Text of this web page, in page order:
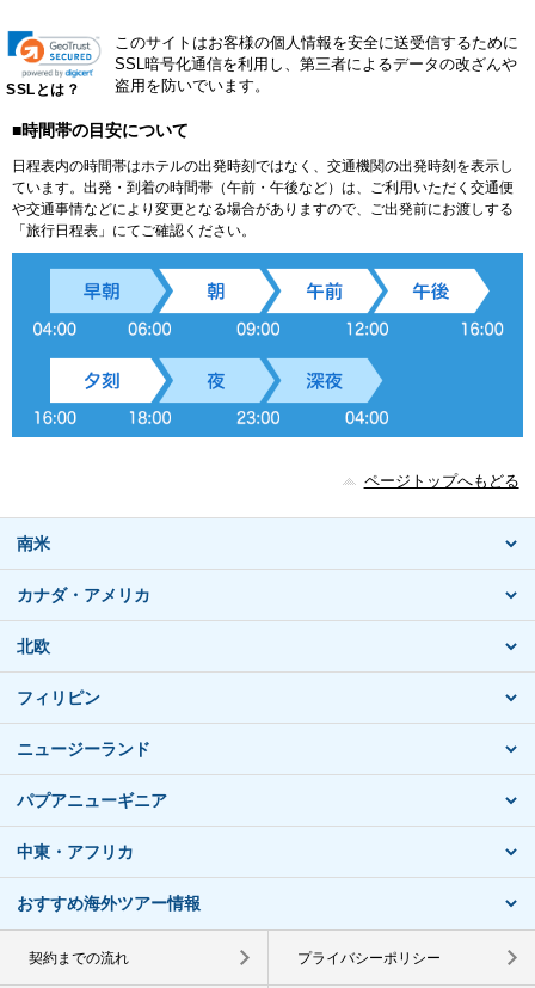
SSLとは？
このサイトはお客様の個人情報を安全に送受信するために
SSL暗号化通信を利用し、第三者によるデータの改ざんや
盗用を防いでいます。
■時間帯の目安について
日程表内の時間帯はホテルの出発時刻ではなく、交通機関の出発時刻を表示し
ています。出発・到着の時間帯（午前・午後など）は、ご利用いただく交通便
や交通事情などにより変更となる場合がありますので、ご出発前にお渡しする
「旅行日程表」にてご確認ください。
ページトップへもどる
南米
カナダ・アメリカ
北欧
フィリピン
ニュージーランド
パプアニューギニア
中東・アフリカ
おすすめ海外ツアー情報
契約までの流れ プライバシーポリシー